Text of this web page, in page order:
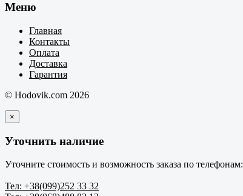
Меню
Главная
Контакты
Оплата
Доставка
Гарантия
© Hodovik.com 2026
×
Уточнить наличие
Уточните стоимость и возможность заказа по телефонам:
Тел: +38(099)252 33 32